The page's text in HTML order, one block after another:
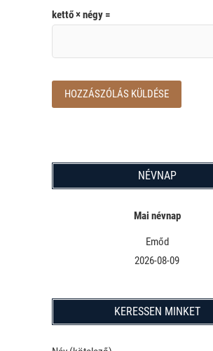
kettő × négy =
NÉVNAP
Mai névnap
Emőd
2026-08-09
KERESSEN MINKET